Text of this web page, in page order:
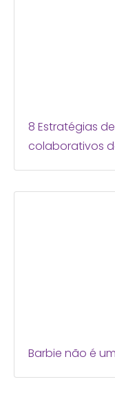
8 Estratégias
colaborativos
Barbie não é